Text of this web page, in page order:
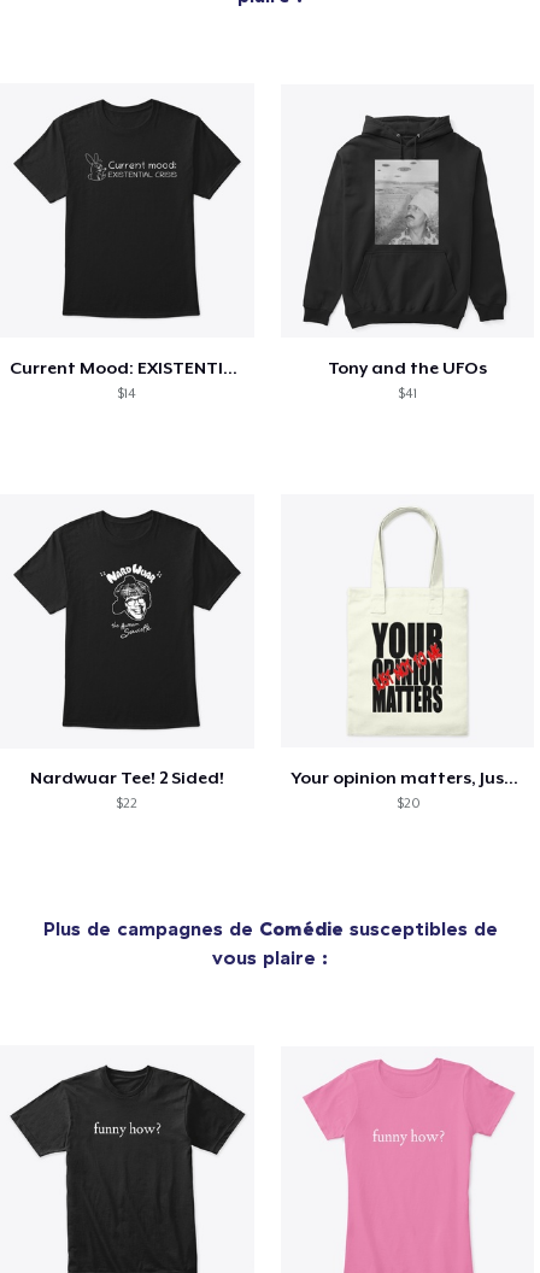
Current Mood: EXISTENTIAL CRISIS
$14
Tony and the UFOs
$41
Nardwuar Tee! 2 Sided!
$22
Your opinion matters, Just not to me!
$20
Plus de campagnes de Comédie susceptibles de
vous plaire :